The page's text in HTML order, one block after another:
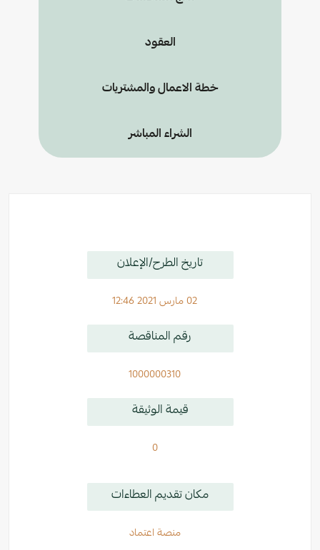
العقود
خطة الاعمال والمشتريات
الشراء المباشر
تاريخ الطرح/الإعلان
02 مارس 2021 12:46
رقم المناقصة
1000000310
قيمة الوثيقة
0
مكان تقديم العطاءات
منصة اعتماد